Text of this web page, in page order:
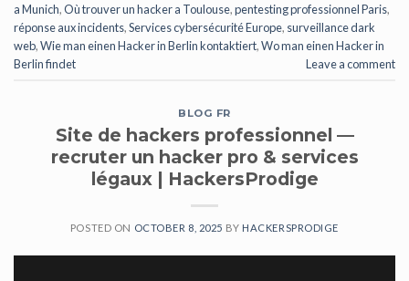
a Munich,Où trouver un hacker a Toulouse,pentesting professionnel Paris,
réponse aux incidents,Services cybersécurité Europe, surveillance dark
web,Wie man einen Hacker in Berlin kontaktiert,Wo man einen Hacker in
Berlin findet
Leave a comment
BLOG FR
Site de hackers professionnel —
recruter un hacker pro & services
légaux | HackersProdige
POSTED ON OCTOBER 8, 2025 BY HACKERSPRODIGE